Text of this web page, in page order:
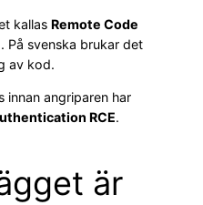
kallas Remote Code
På svenska brukar det
av kod.
innan angriparen har
RCE.
är